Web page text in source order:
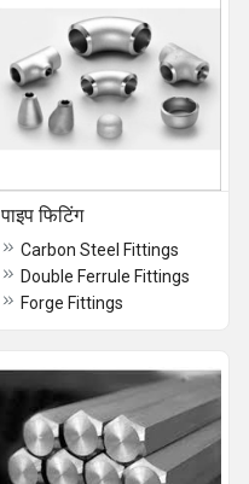
पाइप फिटिंग
Carbon Steel Fittings
Double Ferrule Fittings
Forge Fittings